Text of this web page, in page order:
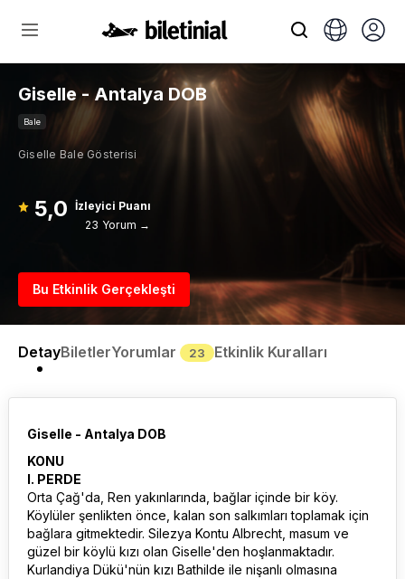
Giselle - Antalya DOB
Bale
Giselle Bale Gösterisi
5,0 İzleyici Puanı
23 Yorum →
Bu Etkinlik Gerçekleşti
DetayBiletlerYorumlar 23 Etkinlik Kuralları
Giselle - Antalya DOB
KONU
I. PERDE
Orta Çağ'da, Ren yakınlarında, bağlar içinde bir köy.
Köylüler şenlikten önce, kalan son salkımları toplamak için
bağlara gitmektedir. Silezya Kontu Albrecht, masum ve
güzel bir köylü kızı olan Giselle'den hoşlanmaktadır.
Kurlandiya Dükü'nün kızı Bathilde ile nişanlı olmasına